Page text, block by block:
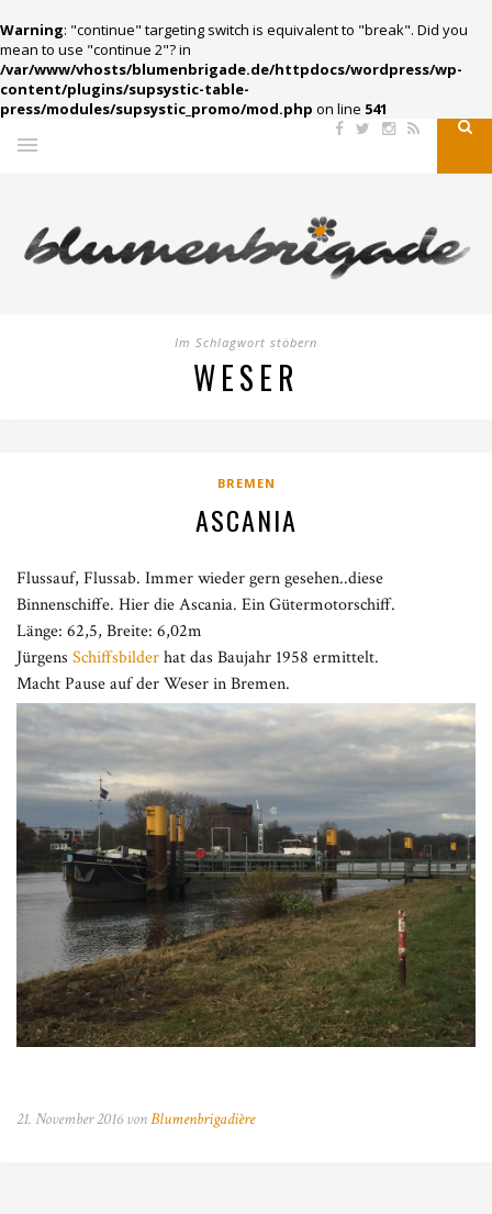
Warning: "continue" targeting switch is equivalent to "break". Did you
mean to use "continue 2"? in
/var/www/vhosts/blumenbrigade.de/httpdocs/wordpress/wp-
content/plugins/supsystic-table-
press/modules/supsystic_promo/mod.php on line 541
Im Schlagwort stöbern
WESER
BREMEN
ASCANIA
Flussauf, Flussab. Immer wieder gern gesehen..diese
Binnenschiffe. Hier die Ascania. Ein Gütermotorschiff.
Länge: 62,5, Breite: 6,02m
Jürgens Schiffsbilderhat das Baujahr 1958 ermittelt.
Macht Pause auf der Weser in Bremen.
21. November 2016 vonBlumenbrigadière